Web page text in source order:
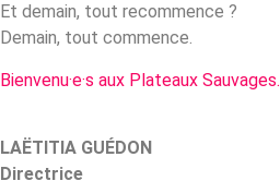
Et demain, tout recommence ?
Demain, tout commence.
Bienvenu·e·s aux Plateaux Sauvages.
LAËTITIA GUÉDON
Directrice